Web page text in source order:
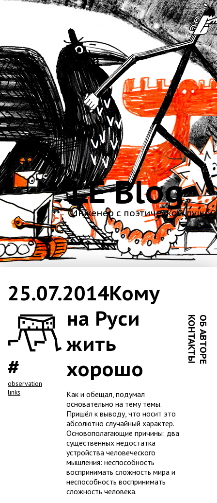
LE Blog
Инженер с поэтической душой
ОБ АВТОРЕ
КОНТАКТЫ
observation
links
25.07.2014Кому
на Руси
жить
хорошо
Как и обещал, подумал
основательно на тему темы.
Пришёл к выводу, что носит это
абсолютно случайный характер.
Основополагающие причины: два
существенных недостатка
устройства человеческого
мышления: неспособность
воспринимать сложность мира и
неспособность воспринимать
сложность человека.